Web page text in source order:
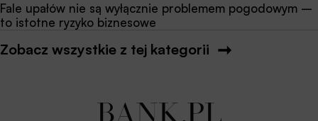
Fale upałów nie są wyłącznie problemem pogodowym –
to istotne ryzyko biznesowe
Zobacz wszystkie z tej kategorii